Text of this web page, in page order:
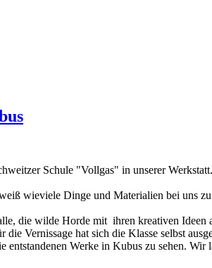
Schule "Vollgas" in unserer
wieviele Dinge und Materialien bei uns
die wilde Horde mit ihren kreativen Ideen
Vernissage hat sich die Klasse selbst
Werke in Kubus zu sehen.